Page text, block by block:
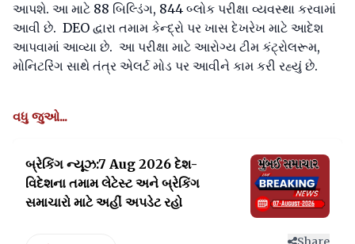
આપશે. આ માટે 88 બિલ્ડિંગ, 844 બ્લોક પરીક્ષા વ્યવસ્થા કરવામાં
આવી છે. DEO દ્વારા તમામ કેન્દ્રો પર ખાસ દેખરેખ માટે આદેશ
આપવામાં આવ્યા છે. આ પરીક્ષા માટે આરોગ્ય ટીમ કંટ્રોલરૂમ,
મોનિટરિંગ સાથે તંત્ર એલર્ટ મોડ પર આવીને કામ કરી રહ્યું છે.
વધુ જુઓ...
બ્રેકિંગ ન્યૂઝ:7 Aug 2026 દેશ-
વિદેશના તમામ લેટેસ્ટઅને બ્રેકિંગ
સમાચારો માટે અહીં અપડેટ રહો